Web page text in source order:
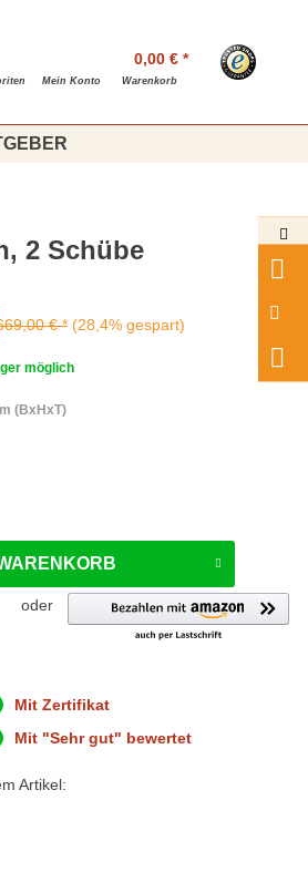
Mein Konto
0,00 € *
Warenkorb
2 Schübe
€ * (28,4% gespart)
möglich
(BxHxT)
oder
Mit Zertifikat
Mit "Sehr gut" bewertet
Artikel: